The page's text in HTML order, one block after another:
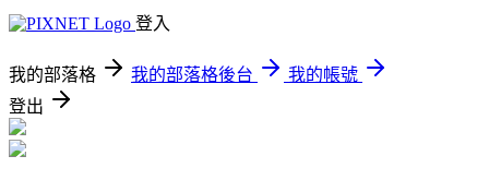
登入
我的部落格 我的部落格後台
我的帳號
登出